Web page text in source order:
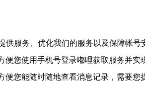
供服务、优化我们的服务以及保障帐
便您使用手机号登录嘟哩获取服务并
便您能随时随地查看消息记录，需要